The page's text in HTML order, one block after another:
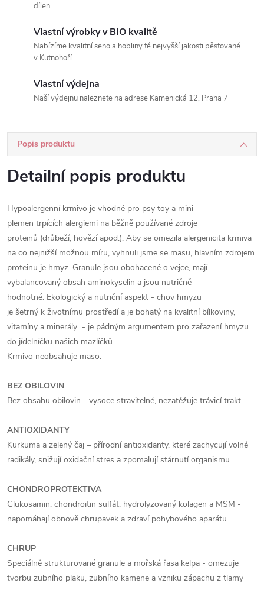
dílen.
Vlastní výrobky v BIO kvalitě
Nabízíme kvalitní seno a hobliny té nejvyšší jakosti pěstované
v Kutnohoří.
Vlastní výdejna
Naší výdejnu naleznete na adrese Kamenická 12, Praha 7
Popis produktu
Detailní popis produktu
Hypoalergenní krmivo je vhodné pro psy toy a mini
plemen trpících alergiemi na běžně používané zdroje
proteinů (drůbeží, hovězí apod.). Aby se omezila alergenicita krmiva
na co nejnižší možnou míru, vyhnuli jsme se masu, hlavním zdrojem
proteinu je hmyz. Granule jsou obohacené o vejce, mají
vybalancovaný obsah aminokyselin a jsou nutričně
hodnotné. Ekologický a nutriční aspekt - chov hmyzu
je šetrný k životnímu prostředí a je bohatý na kvalitní bílkoviny,
vitamíny a minerály - je pádným argumentem pro zařazení hmyzu
do jídelníčku našich mazlíčků.
Krmivo neobsahuje maso.
BEZ OBILOVIN
Bez obsahu obilovin - vysoce stravitelné, nezatěžuje trávicí trakt
ANTIOXIDANTY
Kurkuma a zelený čaj – přírodní antioxidanty, které zachycují volné
radikály, snižují oxidační stres a zpomalují stárnutí organismu
CHONDROPROTEKTIVA
Glukosamin, chondroitin sulfát, hydrolyzovaný kolagen a MSM -
napomáhají obnově chrupavek a zdraví pohybového aparátu
CHRUP
Speciálně strukturované granule a mořská řasa kelpa - omezuje
tvorbu zubního plaku, zubního kamene a vzniku zápachu z tlamy